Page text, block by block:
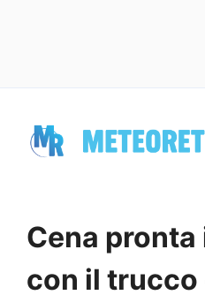
contenuto
Cena
con il trucco